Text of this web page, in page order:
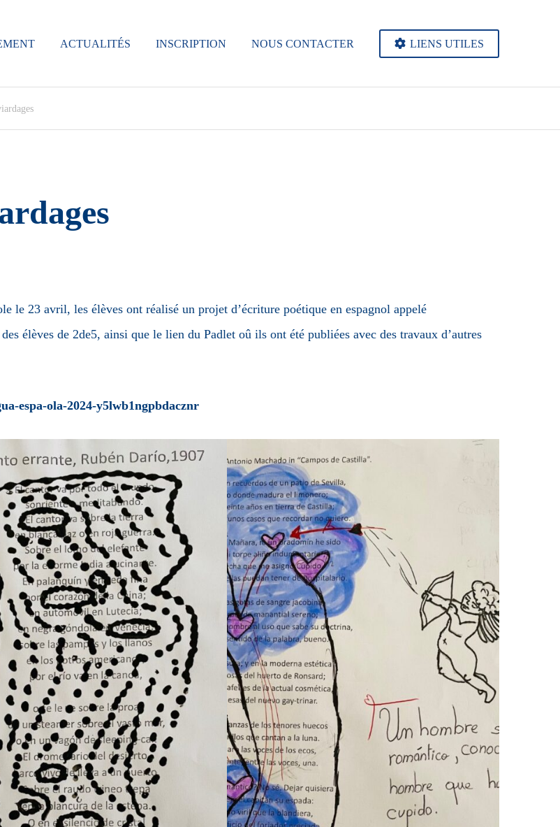
ACTUALITÉS INSCRIPTION NOUS CONTACTER LIENS UTILES
le 23 avril, les élèves ont réalisé un projet d’écriture poétique en espagnol appelé
élèves de 2de5, ainsi que le lien du Padlet oû ils ont été publiées avec des travaux d’autres
espa-ola-2024-y5lwb1ngpbdacznr